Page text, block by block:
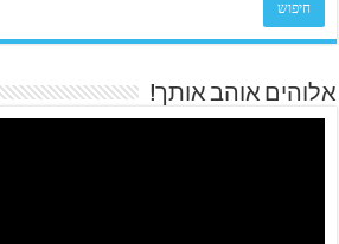
אלוהים אוהב אותך!